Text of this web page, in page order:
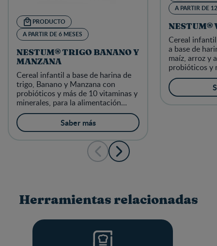
PRODUCTO
A PARTIR DE 6 MESES
NESTUM® TRIGO BANANO Y
MANZANA
Cereal infantil a base de harina de
trigo, Banano y Manzana con
probióticos y más de 10 vitaminas y
minerales, para la alimentación
complementaria de los niños a
partir de 6 mesesSaber más
A PARTIR DE
NESTUM®
Cereal
a base de
maíz, arroz y
probióticos y
minerales,
partir de 12
Herramientas relacionadas